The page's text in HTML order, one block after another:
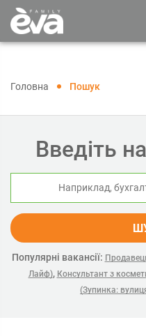
Головна Пошук
Введіть
Популярні вакансії:
Лайф), Консультант з
(Зупинка: